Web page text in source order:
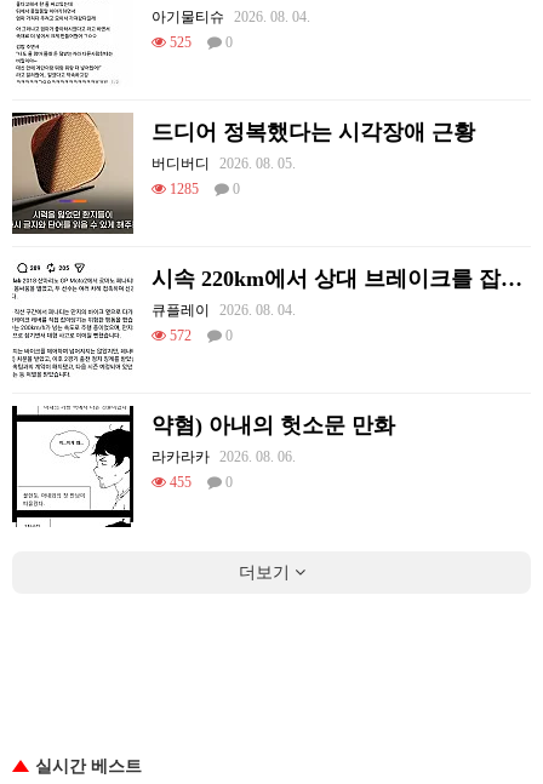
아기물티슈
2026. 08. 04.
525
0
드디어 정복했다는 시각장애 근황
버디버디
2026. 08. 05.
1285
0
시속 220km에서 상대 브레이크를 잡아당김
큐플레이
2026. 08. 04.
572
0
약혐) 아내의 헛소문 만화
라카라카
2026. 08. 06.
455
0
더보기
실시간 베스트